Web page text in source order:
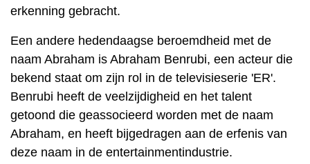
erkenning gebracht.
Een andere hedendaagse beroemdheid met de
naam Abraham is Abraham Benrubi, een acteur die
bekend staat om zijn rol in de televisieserie 'ER'.
Benrubi heeft de veelzijdigheid en het talent
getoond die geassocieerd worden met de naam
Abraham, en heeft bijgedragen aan de erfenis van
deze naam in de entertainmentindustrie.